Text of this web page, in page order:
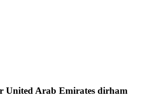
United Arab Emirates dirham